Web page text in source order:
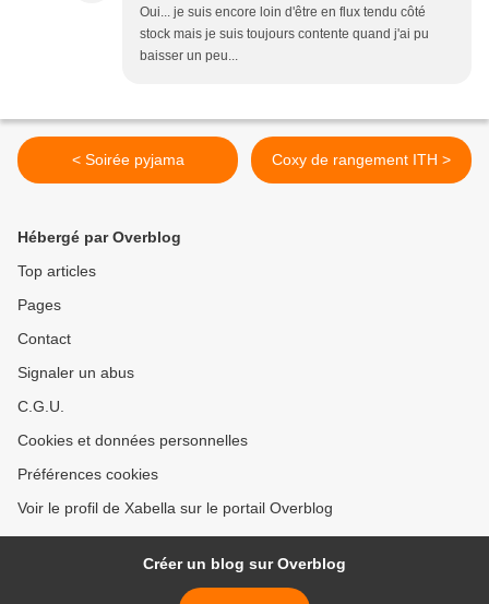
Oui... je suis encore loin d'être en flux tendu côté
stock mais je suis toujours contente quand j'ai pu
baisser un peu...
< Soirée pyjama Coxy de rangement ITH >
Hébergé par Overblog
Top articles
Pages
Contact
Signaler un abus
C.G.U.
Cookies et données personnelles
Préférences cookies
Voir le profil de Xabella sur le portail Overblog
Créer un blog sur Overblog